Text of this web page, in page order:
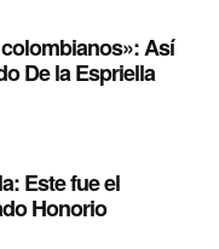
Así
De la Espriella
Este fue el
Honorio